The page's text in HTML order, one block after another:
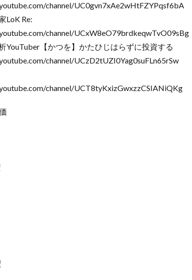
channel/UC0gvn7xAe2wHtFZYPqsf6bA
LoK Re:
channel/UCxW8eO79brdkeqwTvO09sBg
YouTuber【かつを】かたひじはらずに投資する
channel/UCzD2tUZI0Yag0suFLn65rSw
channel/UCT8tyKxizGwxzzCSIANiQKg